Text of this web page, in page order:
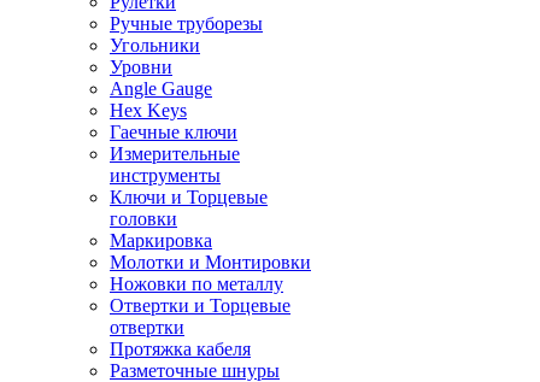
Ручные труборезы
Угольники
Уровни
Angle Gauge
Hex Keys
Гаечные ключи
Измерительные
инструменты
Ключи и Торцевые
головки
Маркировка
Молотки и Монтировки
Ножовки по металлу
Отвертки и Торцевые
отвертки
Протяжка кабеля
Разметочные шнуры